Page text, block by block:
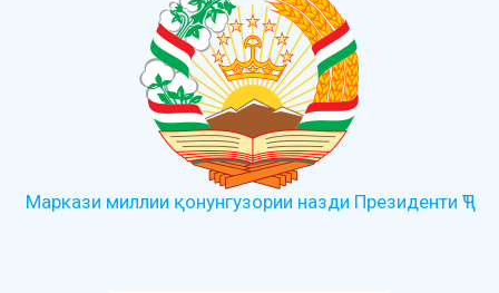
Маркази миллии қонунгузории назди Президенти ҶТ